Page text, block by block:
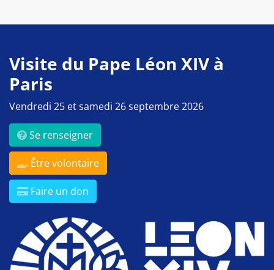
Visite du Pape Léon XIV à
Paris
Vendredi 25 et samedi 26 septembre 2026
Se renseigner
Être volontaire
Faire un don